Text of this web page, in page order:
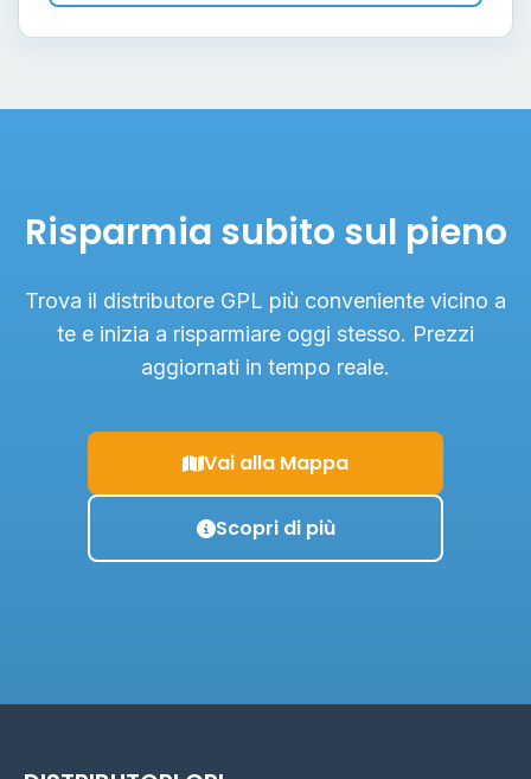
Risparmia subito sul pieno
Trova il distributore GPL più conveniente vicino a
te e inizia a risparmiare oggi stesso. Prezzi
aggiornati in tempo reale.
Vai alla Mappa
Scopri di più